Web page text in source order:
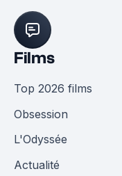
Films
Top 2026 films
Obsession
L'Odyssée
Actualité